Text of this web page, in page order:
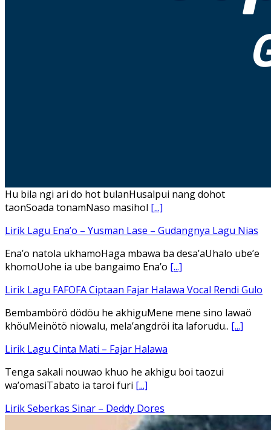
Hu bila ngi ari do hot bulanHusalpui nang dohot
taonSoada tonamNaso masihol [...]
Lirik Lagu Ena’o – Yusman Lase – Gudangnya Lagu Nias